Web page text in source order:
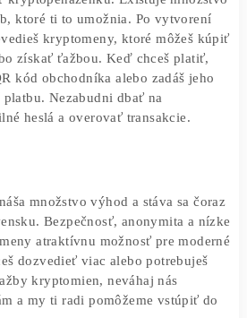
reštaurácie a kaviarne, kde môžeš
len hľadať označenia „Bitcoin
podobné nálepky na dverách
ktoré ti to umožnia. Po
kryptomeny, ktoré môžeš
získať ťažbou. Keď chceš
QR kód obchodníka alebo zadáš
platbu. Nezabudni dbať na
heslá a overovať transakcie.